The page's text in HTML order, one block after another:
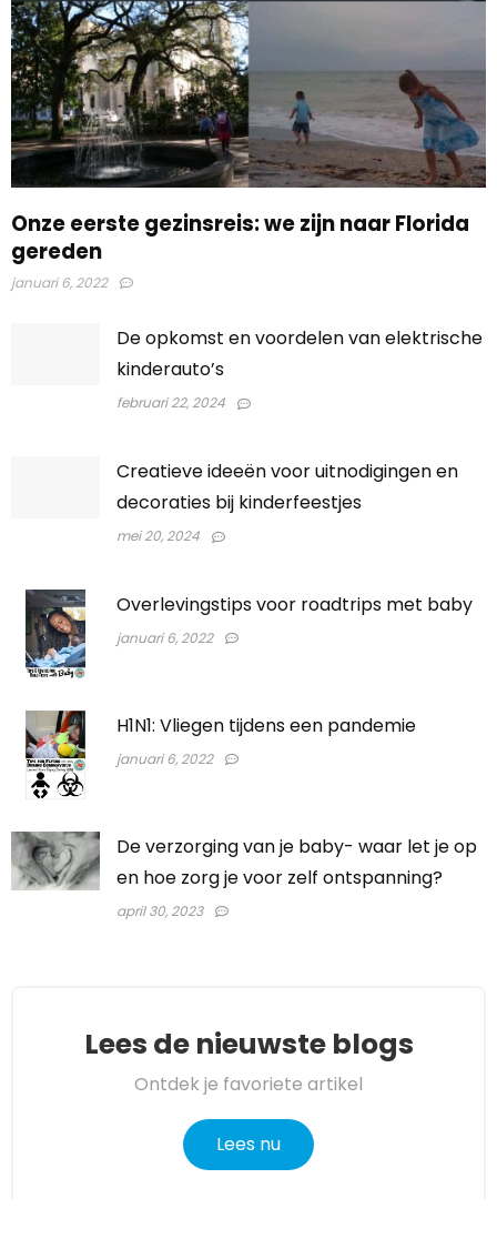
Onze eerste gezinsreis: we zijn naar Florida
gereden
januari 6, 2022
De opkomst en voordelen van elektrische
kinderauto’s
februari 22, 2024
Creatieve ideeën voor uitnodigingen en
decoraties bij kinderfeestjes
mei 20, 2024
Overlevingstips voor roadtrips met baby
januari 6, 2022
H1N1: Vliegen tijdens een pandemie
januari 6, 2022
De verzorging van je baby- waar let je op
en hoe zorg je voor zelf ontspanning?
april 30, 2023
Lees de nieuwste blogs
Ontdek je favoriete artikel
Lees nu